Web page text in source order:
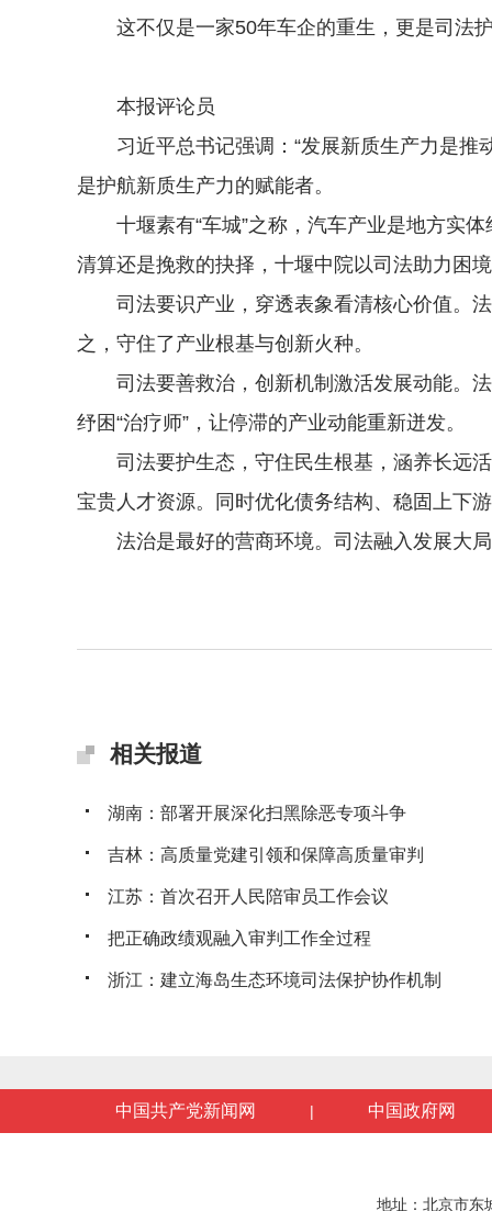
这不仅是一家50年车企的重生，更是司法护
本报评论员
习近平总书记强调：“发展新质生产力是推
是护航新质生产力的赋能者。
十堰素有“车城”之称，汽车产业是地方实体
清算还是挽救的抉择，十堰中院以司法助力困
司法要识产业，穿透表象看清核心价值。法
之，守住了产业根基与创新火种。
司法要善救治，创新机制激活发展动能。法
纾困“治疗师”，让停滞的产业动能重新迸发。
司法要护生态，守住民生根基，涵养长远活
宝贵人才资源。同时优化债务结构、稳固上下
法治是最好的营商环境。司法融入发展大局
相关报道
湖南：部署开展深化扫黑除恶专项斗争
吉林：高质量党建引领和保障高质量审判
江苏：首次召开人民陪审员工作会议
把正确政绩观融入审判工作全过程
浙江：建立海岛生态环境司法保护协作机制
中国共产党新闻网 | 中国政府网
地址：北京市东